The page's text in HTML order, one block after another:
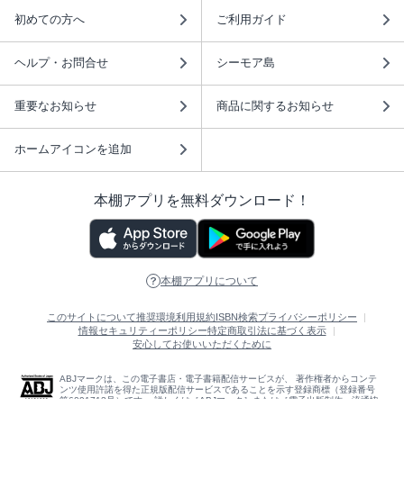
初めての方へ ご利用ガイド
ヘルプ・お問合せ シーモア島
重要なお知らせ 商品に関するお知らせ
ホームアイコンを追加
本棚アプリを無料ダウンロード！
本棚アプリについて
このサイトについて推奨環境利用規約 ISBN検索プライバシーポリシー
情報セキュリティーポリシー特定商取引法に基づく表示
安心してお使いいただくために
ABJマークは、この電子書店・電子書籍配信サービスが、 著作権者からコンテ
ンツ使用許諾を得た正規版配信サービスであることを示す登録商標（登録番号
第6091713号）です。 詳しくは［ABJマーク］または［電子出版制作・流通協